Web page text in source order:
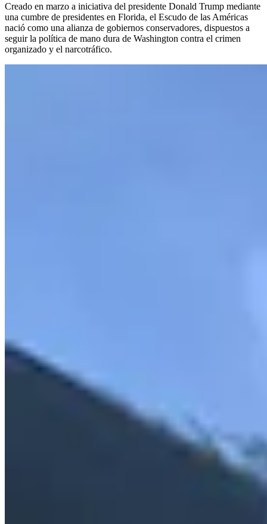
Creado en marzo a iniciativa del presidente Donald Trump mediante
una cumbre de presidentes en Florida, el Escudo de las Américas
nació como una alianza de gobiernos conservadores, dispuestos a
seguir la política de mano dura de Washington contra el crimen
organizado y el narcotráfico.